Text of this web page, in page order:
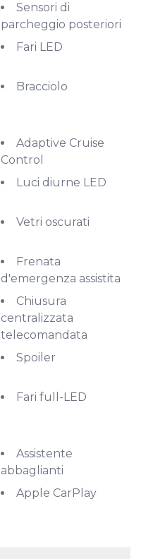
Sensori di
parcheggio posteriori
Fari LED
Bracciolo
Adaptive Cruise
Control
Luci diurne LED
Vetri oscurati
Frenata
d'emergenza assistita
Chiusura
centralizzata
telecomandata
Spoiler
Fari full-LED
Assistente
abbaglianti
Apple CarPlay